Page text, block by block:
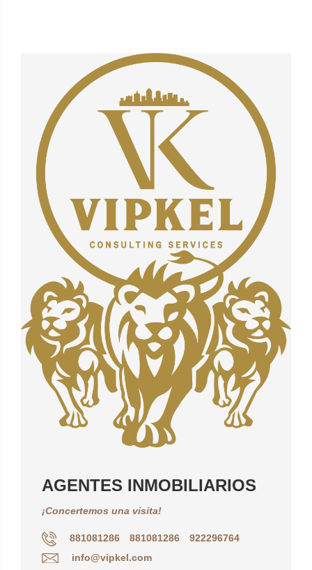
AGENTES INMOBILIARIOS
¡Concertemos una visita!
881081286 881081286
922296764
info@vipkel.com